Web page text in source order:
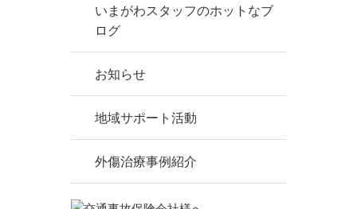
いまがわスタッフのホットなブ
ログ
お知らせ
地域サポート活動
外傷治療事例紹介